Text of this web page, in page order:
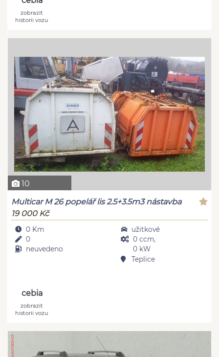
zobrazit
historii vozu
10
Multicar M 26 popelář lis 2.5+3.5m3 nástavba
19 000 Kč
0 Km
0
neuvedeno
užitkové
0 ccm,
0 kW
Teplice
cebia
zobrazit
historii vozu